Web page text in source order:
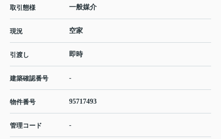
取引態様 一般媒介
現況 空家
引渡し 即時
建築確認番号 -
物件番号 95717493
管理コード -